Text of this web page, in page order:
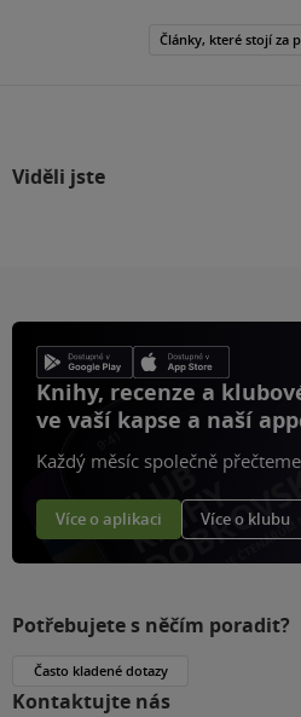
Články, které stojí za
Viděli jste
Knihy, recenze a
ve vaší kapse a naší
Každý měsíc společně
Více o aplikaci Více o klubu
Potřebujete s něčím poradit?
Často kladené dotazy
Kontaktujte nás